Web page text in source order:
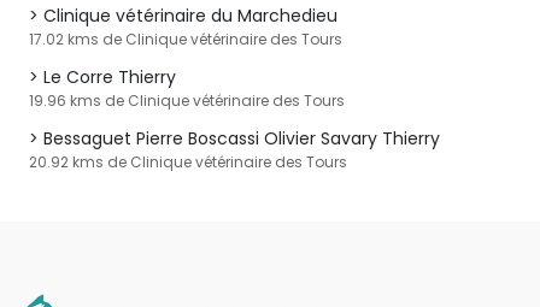
Clinique vétérinaire du Marchedieu
17.02 kms de Clinique vétérinaire des Tours
Le Corre Thierry
19.96 kms de Clinique vétérinaire des Tours
Bessaguet Pierre Boscassi Olivier Savary Thierry
20.92 kms de Clinique vétérinaire des Tours